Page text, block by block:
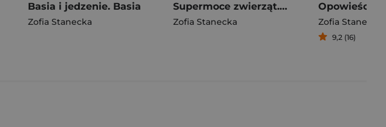
Basia i jedzenie. Basia
Zofia Stanecka
Supermoce zwierząt. Basia. Basia i zagadki wszechświata. Tom 4
Zofia Stanecka Zofia Stanecka
9,2 (16)